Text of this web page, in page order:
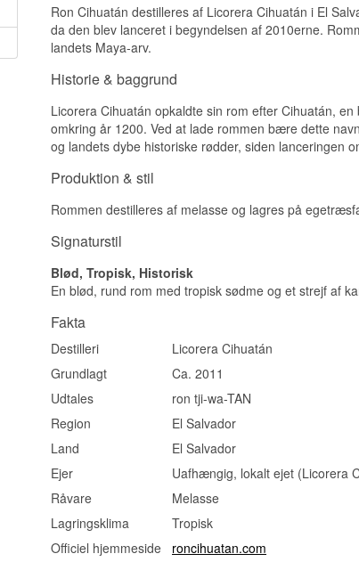
Smagsnoter
Smag
Fyldig med noter, der minder
Specifikationer
Region/Land: El Salvador
Type: Ron de El Salvador
Størrelse: 70 CL
EAN nr.: 7410010594353
Serveringsforslag: Rent ved
Smagsprofil
Kakao · Sødmefuld · Fyldig ·
Vidste du at?
majs- og kakaomarkerne - to
fra jorden.
Se hele vores udvalg af
Ron Cihuatán destilleres af Licorera Cihuatán i El
da den blev lanceret i begyndelsen af 2010erne.
landets Maya-arv.
Historie & baggrund
Licorera Cihuatán opkaldte sin rom efter Cihuatán,
omkring år 1200. Ved at lade rommen bære dette
og landets dybe historiske rødder, siden lanceringen
Produktion & stil
Rommen destilleres af melasse og lagres på
Signaturstil
Blød, Tropisk, Historisk
En blød, rund rom med tropisk sødme og et strejf af
Fakta
Destilleri
Licorera Cihuatán
Grundlagt
Ca. 2011
Udtales
ron tji-wa-TAN
Region
El Salvador
Land
El Salvador
Ejer
Uafhængig, lokalt ejet (Licorera
Råvare
Melasse
Lagringsklima
Tropisk
Officiel hjemmeside
roncihuatan.com